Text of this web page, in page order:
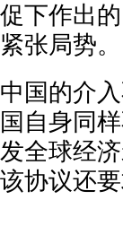
促下作出
紧张局势。
中国的介
国自身同
发全球经
该协议还